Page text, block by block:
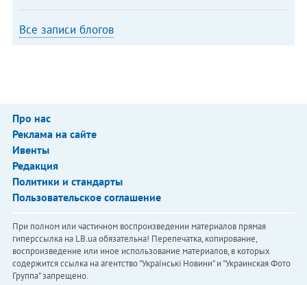
Все записи блогов
Про нас
Реклама на сайте
Ивенты
Редакция
Политики и стандарты
Пользовательское соглашение
При полном или частичном воспроизведении материалов прямая
гиперссылка на LB.ua обязательна! Перепечатка, копирование,
воспроизведение или иное использование материалов, в которых
содержится ссылка на агентство "Українськi Новини" и "Украинская Фото
Группа" запрещено.